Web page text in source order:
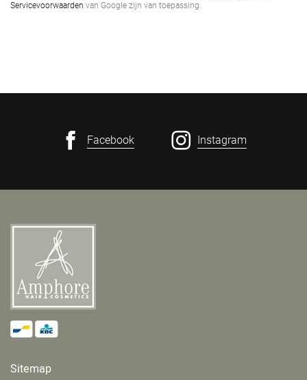
Servicevoorwaarden van Google zijn van toepassing.
Facebook Instagram
Sitemap